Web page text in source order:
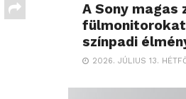
A Sony magas
színpadi
2026. JÚLIUS 13.